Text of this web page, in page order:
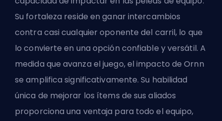
Su fortaleza reside en ganar intercambios
contra casi cualquier oponente del carril, lo que
lo convierte en una opción confiable y versátil. A
medida que avanza el juego, el impacto de Ornn
se amplifica significativamente. Su habilidad
única de mejorar los ítems de sus aliados
proporciona una ventaja para todo el equipo,